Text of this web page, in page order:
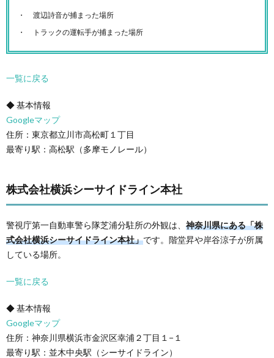
渡辺詩音が捕まった場所
トラックの運転手が捕まった場所
一覧に戻る
◆ 基本情報
Googleマップ
住所：東京都立川市高松町１丁目
最寄り駅：高松駅（多摩モノレール）
株式会社横浜シーサイドライン本社
警視庁第一自動車警ら隊芝浦分駐所の外観は、 神奈川県にある「株
式会社横浜シーサイドライン本社」です。階堂昇や岸谷涼子が所属
している場所。
一覧に戻る
◆ 基本情報
Googleマップ
住所：神奈川県横浜市金沢区幸浦２丁目１−１
最寄り駅：並木中央駅（シーサイドライン）